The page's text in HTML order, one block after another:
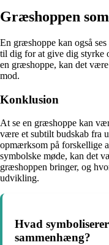
Græshoppen
En græshoppe kan også
til dig for at give dig styrke
en græshoppe, kan det
mod.
Konklusion
At se en græshoppe kan
være et subtilt budskab fra
opmærksom på forskellige
symbolske møde, kan det
græshoppen bringer, og
udvikling.
Hvad
sammenhæng?